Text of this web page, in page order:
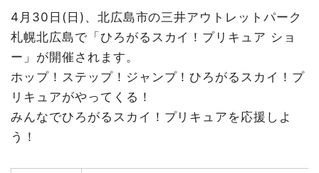
4月30日(日)、北広島市の三井アウトレットパーク
札幌北広島で「ひろがるスカイ！プリキュア ショ
ー」が開催されます。
ホップ！ステップ！ジャンプ！ひろがるスカイ！プ
リキュアがやってくる！
みんなでひろがるスカイ！プリキュアを応援しよ
う！